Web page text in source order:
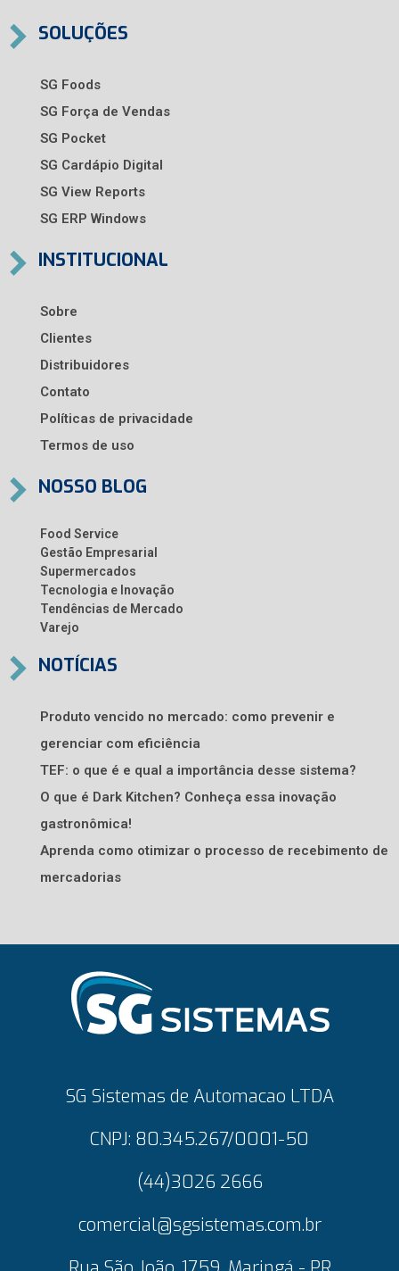
SOLUÇÕES
SG Foods
SG Força de Vendas
SG Pocket
SG Cardápio Digital
SG View Reports
SG ERP Windows
INSTITUCIONAL
Sobre
Clientes
Distribuidores
Contato
Políticas de privacidade
Termos de uso
NOSSO BLOG
Food Service
Gestão Empresarial
Supermercados
Tecnologia e Inovação
Tendências de Mercado
Varejo
NOTÍCIAS
Produto vencido no mercado: como prevenir e
gerenciar com eficiência
TEF: o que é e qual a importância desse sistema?
O que é Dark Kitchen? Conheça essa inovação
gastronômica!
Aprenda como otimizar o processo de recebimento de
mercadorias
SG Sistemas de Automacao LTDA
CNPJ: 80.345.267/0001-50
(44)3026 2666
comercial@sgsistemas.com.br